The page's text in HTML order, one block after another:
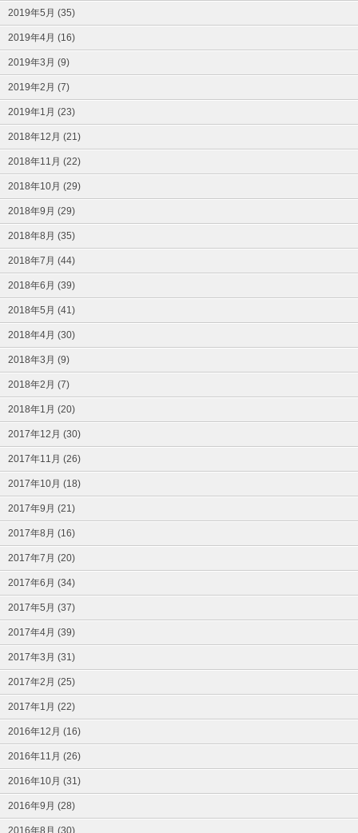
2019年5月 (35)
2019年4月 (16)
2019年3月 (9)
2019年2月 (7)
2019年1月 (23)
2018年12月 (21)
2018年11月 (22)
2018年10月 (29)
2018年9月 (29)
2018年8月 (35)
2018年7月 (44)
2018年6月 (39)
2018年5月 (41)
2018年4月 (30)
2018年3月 (9)
2018年2月 (7)
2018年1月 (20)
2017年12月 (30)
2017年11月 (26)
2017年10月 (18)
2017年9月 (21)
2017年8月 (16)
2017年7月 (20)
2017年6月 (34)
2017年5月 (37)
2017年4月 (39)
2017年3月 (31)
2017年2月 (25)
2017年1月 (22)
2016年12月 (16)
2016年11月 (26)
2016年10月 (31)
2016年9月 (28)
2016年8月 (30)